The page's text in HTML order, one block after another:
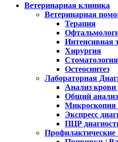
Ветеринарная клиника
Ветеринарная
Терапия
Интенсивная
Хирургия
Стоматология
Остеосинтез
Лабораторная
Анализ
Общий
Микроскопия
Экспресс
ПЦР